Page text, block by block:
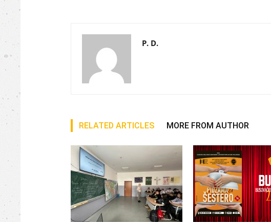
P. D.
RELATED ARTICLES MORE FROM AUTHOR